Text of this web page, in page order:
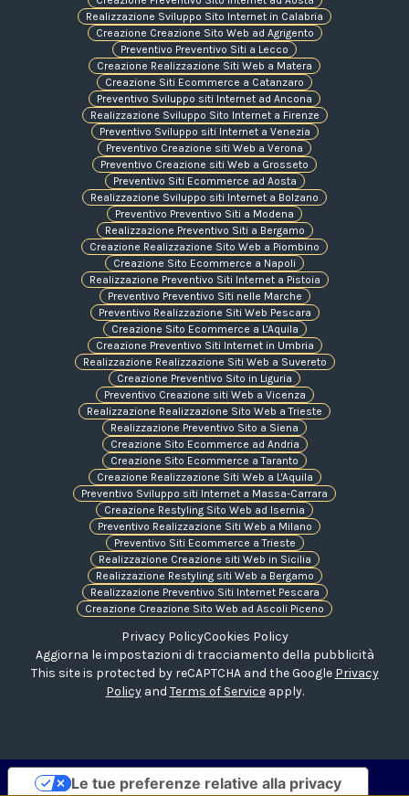
Realizzazione Sviluppo Sito Internet in Calabria
Creazione Creazione Sito Web ad Agrigento
Preventivo Preventivo Siti a Lecco
Creazione Realizzazione Siti Web a Matera
Creazione Siti Ecommerce a Catanzaro
Preventivo Sviluppo siti Internet ad Ancona
Realizzazione Sviluppo Sito Internet a Firenze
Preventivo Sviluppo siti Internet a Venezia
Preventivo Creazione siti Web a Verona
Preventivo Creazione siti Web a Grosseto
Preventivo Siti Ecommerce ad Aosta
Realizzazione Sviluppo siti Internet a Bolzano
Preventivo Preventivo Siti a Modena
Realizzazione Preventivo Siti a Bergamo
Creazione Realizzazione Sito Web a Piombino
Creazione Sito Ecommerce a Napoli
Realizzazione Preventivo Siti Internet a Pistoia
Preventivo Preventivo Siti nelle Marche
Preventivo Realizzazione Siti Web Pescara
Creazione Sito Ecommerce a L'Aquila
Creazione Preventivo Siti Internet in Umbria
Realizzazione Realizzazione Siti Web a Suvereto
Creazione Preventivo Sito in Liguria
Preventivo Creazione siti Web a Vicenza
Realizzazione Realizzazione Sito Web a Trieste
Realizzazione Preventivo Sito a Siena
Creazione Sito Ecommerce ad Andria
Creazione Sito Ecommerce a Taranto
Creazione Realizzazione Siti Web a L'Aquila
Preventivo Sviluppo siti Internet a Massa-Carrara
Creazione Restyling Sito Web ad Isernia
Preventivo Realizzazione Siti Web a Milano
Preventivo Siti Ecommerce a Trieste
Realizzazione Creazione siti Web in Sicilia
Realizzazione Restyling siti Web a Bergamo
Realizzazione Preventivo Siti Internet Pescara
Creazione Creazione Sito Web ad Ascoli Piceno
Privacy PolicyCookies Policy
Aggiorna le impostazioni di tracciamento della pubblicità
This site is protected by reCAPTCHA and the Google Privacy
Policyand Terms of Serviceapply.
Le tue preferenze relative alla privacy